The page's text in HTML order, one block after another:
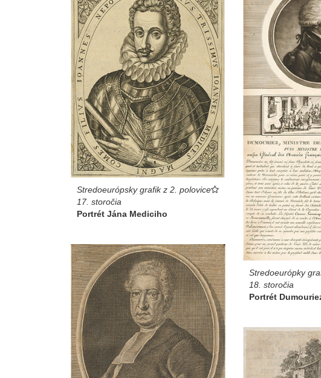
Stredoeurópsky grafik z 2. polovice
17. storočia
Portrét Jána Mediciho
Stredoeurópky
18. storočia
Portrét